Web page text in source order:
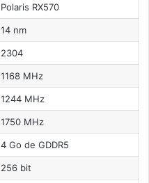
Polaris RX570
14 nm
2304
1168 MHz
1244 MHz
1750 MHz
4 Go de GDDR5
256 bit